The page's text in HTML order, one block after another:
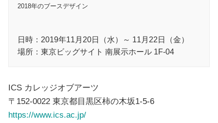
2018年のブースデザイン
日時：2019年11月20日（水）～ 11月22日（金）
場所：東京ビッグサイト 南展示ホール 1F-04
ICS カレッジオブアーツ
〒152-0022 東京都目黒区柿の木坂1-5-6
https://www.ics.ac.jp/